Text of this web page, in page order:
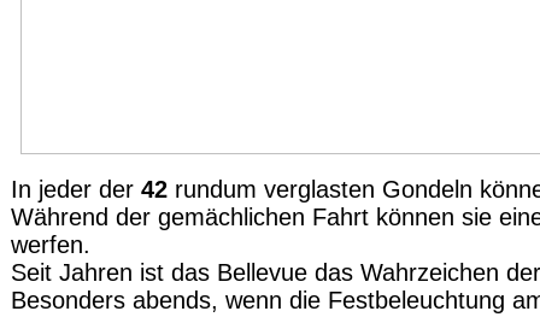
In jeder der 42 rundum verglasten Gondeln
Während der gemächlichen Fahrt können sie
werfen.
Seit Jahren ist das Bellevue das Wahrzeichen
Besonders abends, wenn die Festbeleuchtung